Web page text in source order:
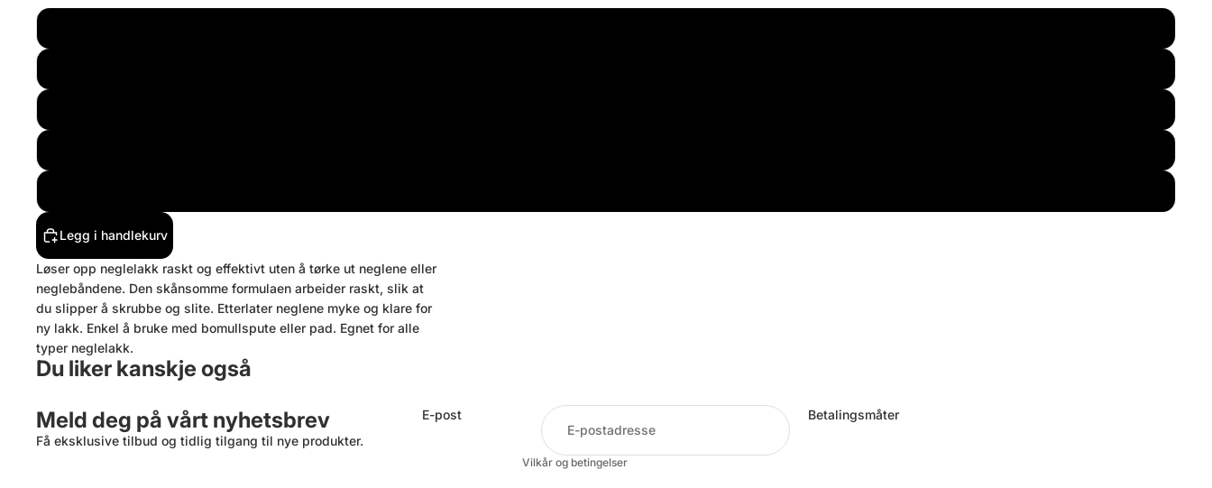
Legg i handlekurv
Løser opp neglelakk raskt og effektivt uten å tørke ut neglene eller
neglebåndene. Den skånsomme formulaen arbeider raskt, slik at
du slipper å skrubbe og slite. Etterlater neglene myke og klare for
ny lakk. Enkel å bruke med bomullspute eller pad. Egnet for alle
typer neglelakk.
Du liker kanskje også
Meld deg på vårt nyhetsbrev
Få eksklusive tilbud og tidlig tilgang til nye produkter.
E-post Betalingsmåter
Vilkår og betingelser
Vilkår for bruk
Kontaktinformasjon